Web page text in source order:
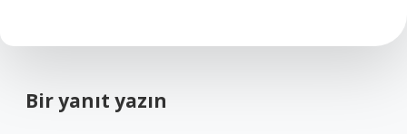
Bir yanıt yazın